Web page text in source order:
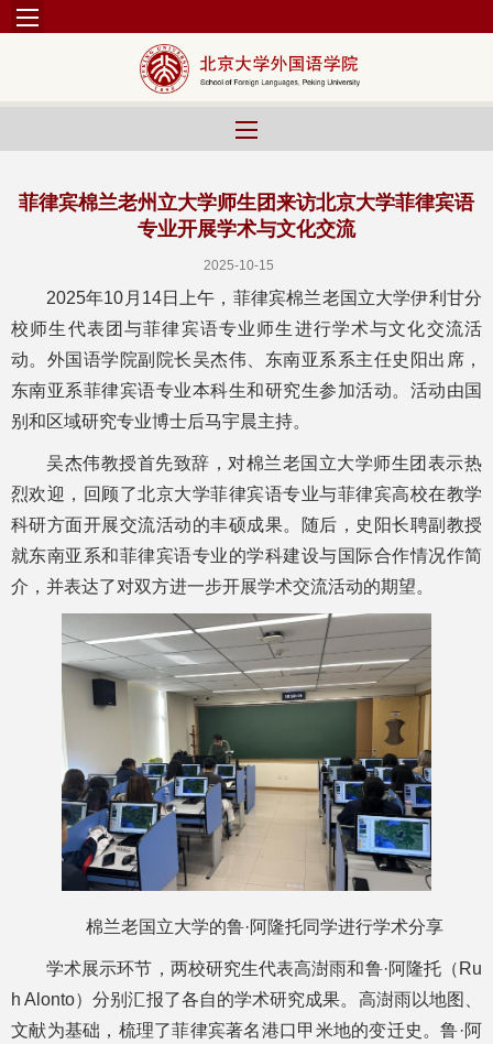
菲律宾棉兰老州立大学师生团来访北京大学菲律宾语
专业开展学术与文化交流
2025-10-15
2025年10月14日上午，菲律宾棉兰老国立大学伊利甘分
校师生代表团与菲律宾语专业师生进行学术与文化交流活
动。外国语学院副院长吴杰伟、东南亚系系主任史阳出席，
东南亚系菲律宾语专业本科生和研究生参加活动。活动由国
别和区域研究专业博士后马宇晨主持。
吴杰伟教授首先致辞，对棉兰老国立大学师生团表示热
烈欢迎，回顾了北京大学菲律宾语专业与菲律宾高校在教学
科研方面开展交流活动的丰硕成果。随后，史阳长聘副教授
就东南亚系和菲律宾语专业的学科建设与国际合作情况作简
介，并表达了对双方进一步开展学术交流活动的期望。
棉兰老国立大学的鲁·阿隆托同学进行学术分享
学术展示环节，两校研究生代表高澍雨和鲁·阿隆托（Ru
h Alonto）分别汇报了各自的学术研究成果。高澍雨以地图、
文献为基础，梳理了菲律宾著名港口甲米地的变迁史。鲁·阿